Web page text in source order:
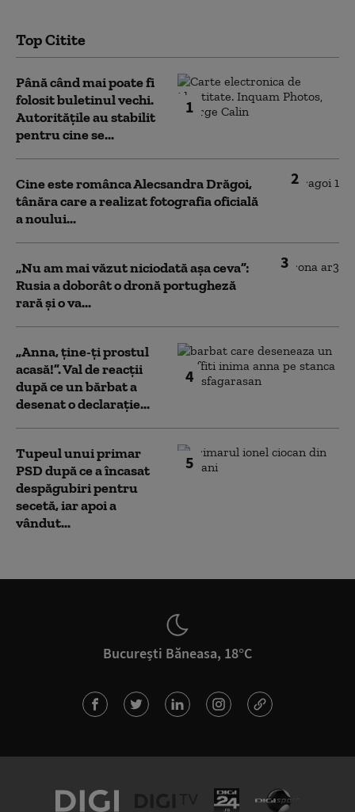
Top Citite
1
Până când mai poate fi
folosit buletinul vechi.
Autoritățile au stabilit
pentru cine se...
2
Cine este românca Alecsandra Drăgoi,
tânăra care a realizat fotografia oficială
a noului...
3
„Nu am mai văzut niciodată așa ceva”:
Rusia a doborât o dronă portugheză
rară și o va...
4
„Anna, ţine-ţi prostul
acasă!”. Val de reacții
după ce un bărbat a
desenat o declarație...
5
Tupeul unui primar
PSD după ce a încasat
despăgubiri pentru
secetă, iar apoi a
vândut...
București Băneasa, 18°C